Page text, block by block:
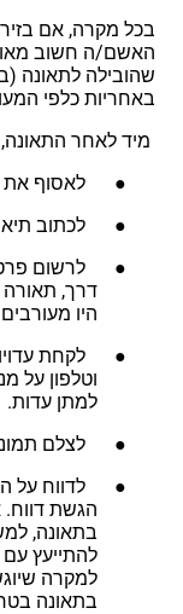
בכל מקרה, אם
האשם/ה חשוב
שהובילה לתאונה
באחריות כלפי
מיד לאחר
● לאסוף את
● לכתוב
● לרשום
דרך,
היו
● לקחת
וטלפון על
למתן עדות.
● לצלם
● לדווח על
הגשת
בתאונה,
להתייעץ
למקרה
בתאונה